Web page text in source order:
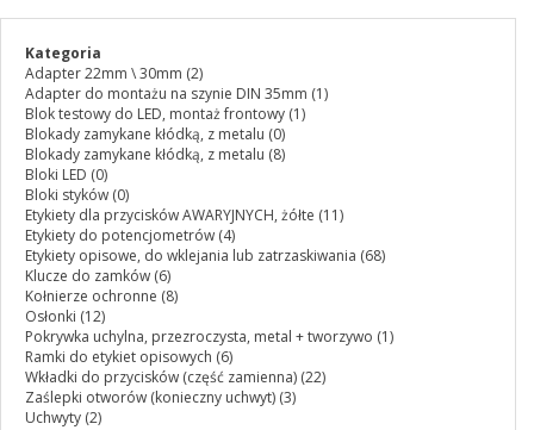
Kategoria
Adapter 22mm \ 30mm (2)
Adapter do montażu na szynie DIN 35mm (1)
Blok testowy do LED, montaż frontowy (1)
Blokady zamykane kłódką, z metalu (0)
Blokady zamykane kłódką, z metalu (8)
Bloki LED (0)
Bloki styków (0)
Etykiety dla przycisków AWARYJNYCH, żółte (11)
Etykiety do potencjometrów (4)
Etykiety opisowe, do wklejania lub zatrzaskiwania (68)
Klucze do zamków (6)
Kołnierze ochronne (8)
Osłonki (12)
Pokrywka uchylna, przezroczysta, metal + tworzywo (1)
Ramki do etykiet opisowych (6)
Wkładki do przycisków (część zamienna) (22)
Zaślepki otworów (konieczny uchwyt) (3)
Uchwyty (2)